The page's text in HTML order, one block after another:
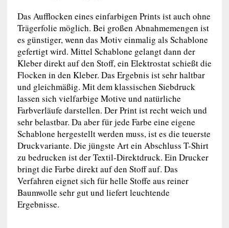
Das Aufflocken eines einfarbigen Prints ist auch ohne
Trägerfolie möglich. Bei großen Abnahmemengen ist
es günstiger, wenn das Motiv einmalig als Schablone
gefertigt wird. Mittel Schablone gelangt dann der
Kleber direkt auf den Stoff, ein Elektrostat schießt die
Flocken in den Kleber. Das Ergebnis ist sehr haltbar
und gleichmäßig. Mit dem klassischen Siebdruck
lassen sich vielfarbige Motive und natürliche
Farbverläufe darstellen. Der Print ist recht weich und
sehr belastbar. Da aber für jede Farbe eine eigene
Schablone hergestellt werden muss, ist es die teuerste
Druckvariante. Die jüngste Art ein Abschluss T-Shirt
zu bedrucken ist der Textil-Direktdruck. Ein Drucker
bringt die Farbe direkt auf den Stoff auf. Das
Verfahren eignet sich für helle Stoffe aus reiner
Baumwolle sehr gut und liefert leuchtende
Ergebnisse.